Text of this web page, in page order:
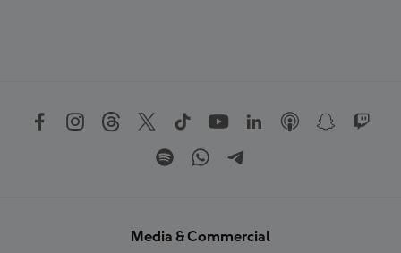
Media & Commercial